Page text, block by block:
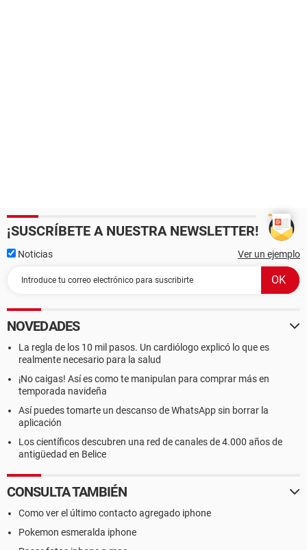
¡SUSCRÍBETE A NUESTRA NEWSLETTER!
Noticias Ver un ejemplo
NOVEDADES
La regla de los 10 mil pasos. Un cardiólogo explicó lo que es
realmente necesario para la salud
¡No caigas! Así es como te manipulan para comprar más en
temporada navideña
Así puedes tomarte un descanso de WhatsApp sin borrar la
aplicación
Los científicos descubren una red de canales de 4.000 años de
antigüedad en Belice
CONSULTA TAMBIÉN
Como ver el último contacto agregado iphone
Pokemon esmeralda iphone